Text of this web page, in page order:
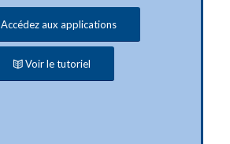
Accédez aux applications
Voir le tutoriel